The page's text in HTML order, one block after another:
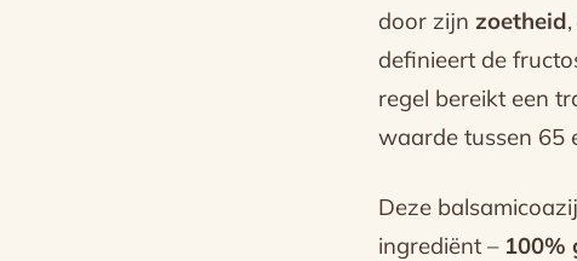
door zijn zoetheid
definieert de
regel bereikt een
waarde tussen 65
Deze
ingrediënt – 100%